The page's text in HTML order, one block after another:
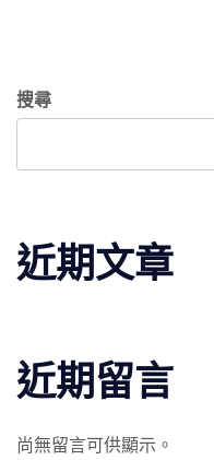
搜尋
近期文章
近期留言
尚無留言可供顯示。